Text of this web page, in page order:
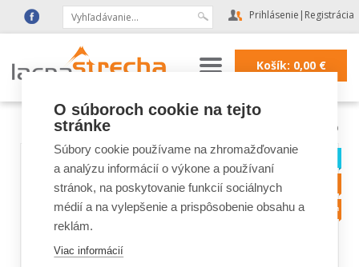
Prihlásenie | Registrácia
Košík: 0,00€
Podkrovné schody FAKRO
O súboroch cookie na tejto
stránke
Súbory cookie používame na zhromažďovanie
a analýzu informácií o výkone a používaní
stránok, na poskytovanie funkcií sociálnych
médií a na vylepšenie a prispôsobenie obsahu a
reklám.
Viac informácií